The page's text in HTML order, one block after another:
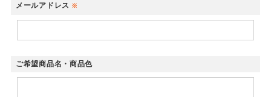
メールアドレス ※
ご希望商品名・商品色